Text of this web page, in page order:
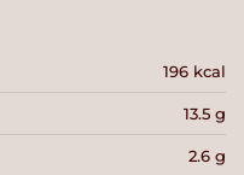
196 kcal
13.5 g
2.6 g